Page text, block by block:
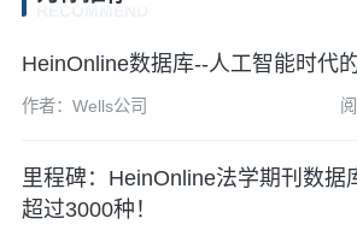
HeinOnline数据库--人工智能时代
作者：Wells公司
里程碑：HeinOnline法学期刊数据
超过3000种！